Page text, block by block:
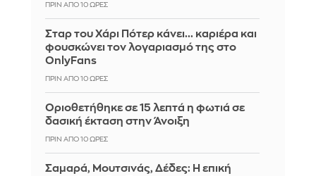
ΠΡΙΝ ΑΠΌ 10 ΏΡΕΣ
Σταρ του Χάρι Πότερ κάνει... καριέρα και
φουσκώνει τον λογαριασμό της στο
OnlyFans
ΠΡΙΝ ΑΠΌ 10 ΏΡΕΣ
Οριοθετήθηκε σε 15 λεπτά η φωτιά σε
δασική έκταση στην Άνοιξη
ΠΡΙΝ ΑΠΌ 10 ΏΡΕΣ
Σαμαρά, Μουτσινάς, Δέδες: Η επική